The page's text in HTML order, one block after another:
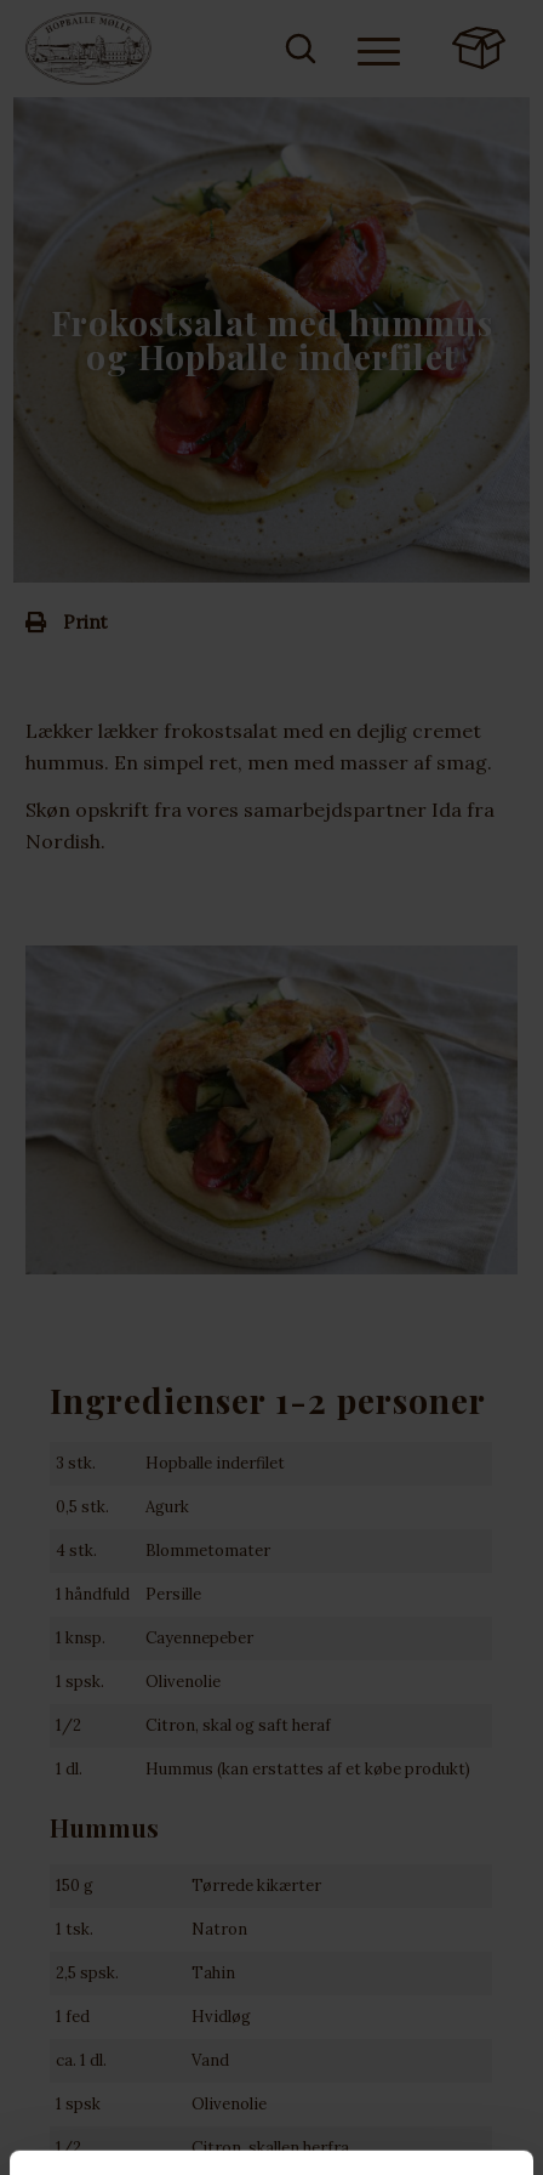
Frokostsalat med hummus
og Hopballe inderfilet
Print
Lækker lækker frokostsalat med en dejlig cremet
hummus. En simpel ret, men med masser af smag.
Skøn opskrift fra vores samarbejdspartner Ida fra
Nordish.
Ingredienser 1-2 personer
3 stk. Hopballe inderfilet
0,5 stk. Agurk
4 stk. Blommetomater
1 håndfuld Persille
1 knsp. Cayennepeber
1 spsk. Olivenolie
1/2 Citron, skal og saft heraf
1 dl. Hummus (kan erstattes af et købe produkt)
Hummus
150 g Tørrede kikærter
1 tsk. Natron
2,5 spsk. Tahin
1 fed Hvidløg
ca. 1 dl. Vand
1 spsk Olivenolie
1/2 Citron, skallen herfra